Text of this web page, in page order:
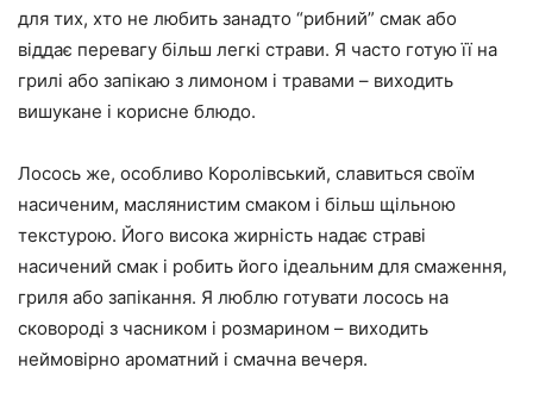
для тих, хто не любить занадто “рибний” смак або
віддає перевагу більш легкі страви. Я часто готую її на
грилі або запікаю з лимоном і травами – виходить
вишукане і корисне блюдо.
Лосось же, особливо Королівський, славиться своїм
насиченим, маслянистим смаком і більш щільною
текстурою. Його висока жирність надає страві
насичений смак і робить його ідеальним для смаження,
гриля або запікання. Я люблю готувати лосось на
сковороді з часником і розмарином – виходить
неймовірно ароматний і смачна вечеря.